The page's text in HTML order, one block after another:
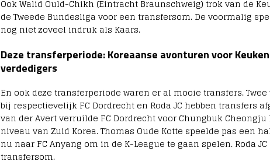
Ook Walid Ould-Chikh (Eintracht Braunschweig) trok van de
de Tweede Bundesliga voor een transfersom. De voormalig
nog niet zoveel indruk als Kaars.
Deze transferperiode: Koreaanse avonturen voor
verdedigers
En ook deze transferperiode waren er al mooie transfers.
bij respectievelijk FC Dordrecht en Roda JC hebben transfers
van der Avert verruilde FC Dordrecht voor Chungbuk
niveau van Zuid Korea. Thomas Oude Kotte speelde pas een
nu naar FC Anyang om in de K-League te gaan spelen. Roda
transfersom.